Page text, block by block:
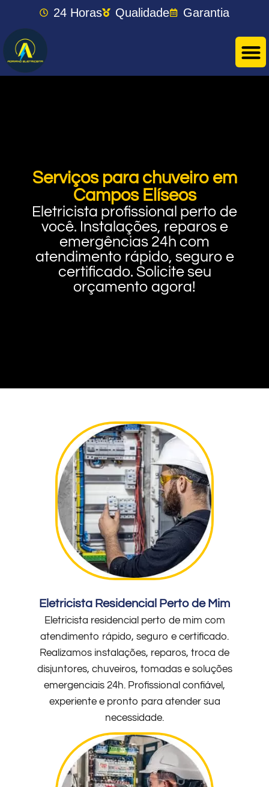
24 Horas Qualidade Garantia
Serviços para chuveiro em
Campos Elíseos
Eletricista profissional perto de
você. Instalações, reparos e
emergências 24h com
atendimento rápido, seguro e
certificado. Solicite seu
orçamento agora!
Eletricista Residencial Perto de Mim
Eletricista residencial perto de mim com
atendimento rápido, seguro e certificado.
Realizamos instalações, reparos, troca de
disjuntores, chuveiros, tomadas e soluções
emergenciais 24h. Profissional confiável,
experiente e pronto para atender sua
necessidade.